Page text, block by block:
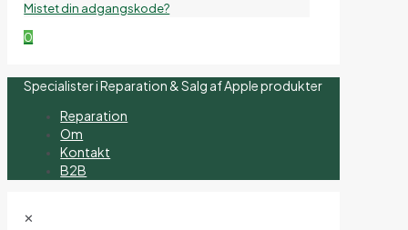
Mistet din adgangskode?
0
Specialister i Reparation & Salg af Apple produkter
Reparation
Om
Kontakt
B2B
✕